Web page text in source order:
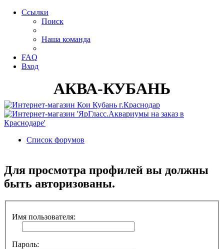
Ссылки
Поиск
Наша команда
FAQ
Вход
АКВА-КУБАНЬ
Список форумов
Для просмотра профилей вы должны
быть авторизованы.
Имя пользователя:
Пароль: